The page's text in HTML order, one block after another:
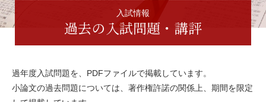
入試情報
過去の入試問題・講評
過年度入試問題を、PDFファイルで掲載しています。
小論文の過去問題については、著作権許諾の関係上、期間を限定